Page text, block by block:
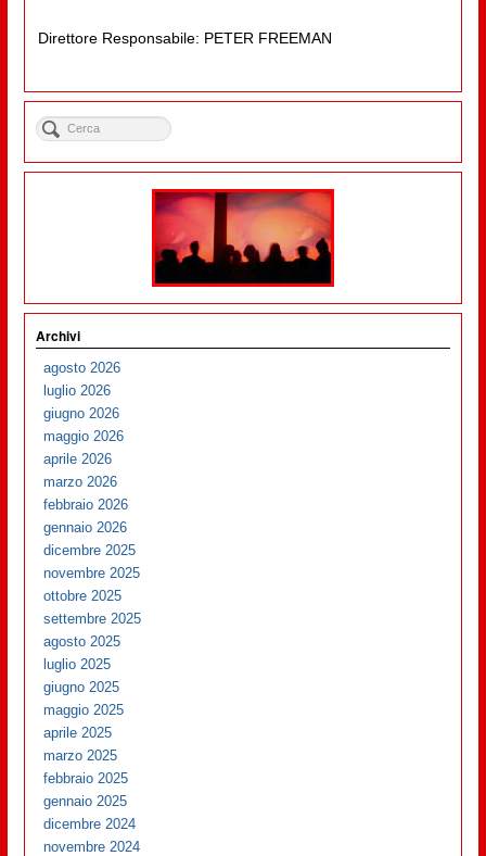
Direttore Responsabile: PETER FREEMAN
Archivi
agosto 2026
luglio 2026
giugno 2026
maggio 2026
aprile 2026
marzo 2026
febbraio 2026
gennaio 2026
dicembre 2025
novembre 2025
ottobre 2025
settembre 2025
agosto 2025
luglio 2025
giugno 2025
maggio 2025
aprile 2025
marzo 2025
febbraio 2025
gennaio 2025
dicembre 2024
novembre 2024